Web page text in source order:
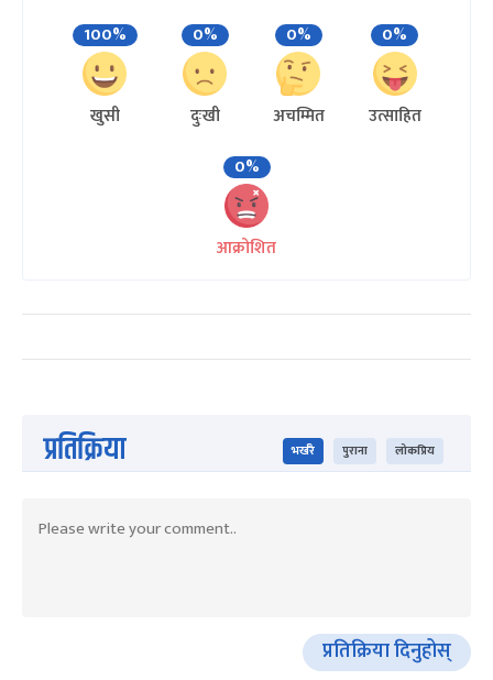
100%
खुसी
0%
दुःखी
0%
अचम्मित
0%
उत्साहित
0%
आक्रोशित
प्रतिक्रिया भर्खरै पुराना लोकप्रिय
प्रतिक्रिया दिनुहोस्